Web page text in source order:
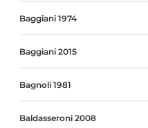
Baggiani 1974
Baggiani 2015
Bagnoli 1981
Baldasseroni 2008